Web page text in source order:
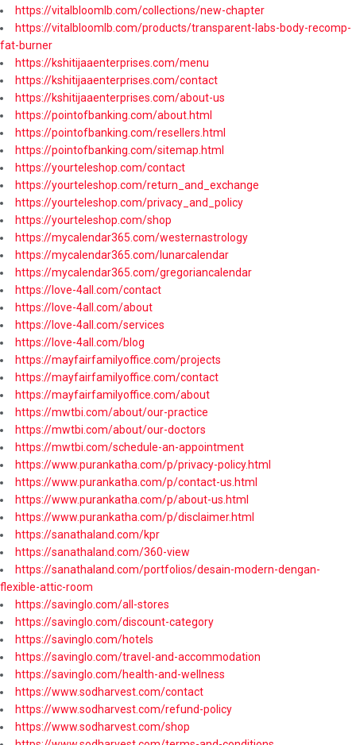
https://vitalbloomlb.com/collections/new-chapter
https://vitalbloomlb.com/products/transparent-labs-body-recomp-
fat-burner
https://kshitijaaenterprises.com/menu
https://kshitijaaenterprises.com/contact
https://kshitijaaenterprises.com/about-us
https://pointofbanking.com/about.html
https://pointofbanking.com/resellers.html
https://pointofbanking.com/sitemap.html
https://yourteleshop.com/contact
https://yourteleshop.com/return_and_exchange
https://yourteleshop.com/privacy_and_policy
https://yourteleshop.com/shop
https://mycalendar365.com/westernastrology
https://mycalendar365.com/lunarcalendar
https://mycalendar365.com/gregoriancalendar
https://love-4all.com/contact
https://love-4all.com/about
https://love-4all.com/services
https://love-4all.com/blog
https://mayfairfamilyoffice.com/projects
https://mayfairfamilyoffice.com/contact
https://mayfairfamilyoffice.com/about
https://mwtbi.com/about/our-practice
https://mwtbi.com/about/our-doctors
https://mwtbi.com/schedule-an-appointment
https://www.purankatha.com/p/privacy-policy.html
https://www.purankatha.com/p/contact-us.html
https://www.purankatha.com/p/about-us.html
https://www.purankatha.com/p/disclaimer.html
https://sanathaland.com/kpr
https://sanathaland.com/360-view
https://sanathaland.com/portfolios/desain-modern-dengan-
flexible-attic-room
https://savinglo.com/all-stores
https://savinglo.com/discount-category
https://savinglo.com/hotels
https://savinglo.com/travel-and-accommodation
https://savinglo.com/health-and-wellness
https://www.sodharvest.com/contact
https://www.sodharvest.com/refund-policy
https://www.sodharvest.com/shop